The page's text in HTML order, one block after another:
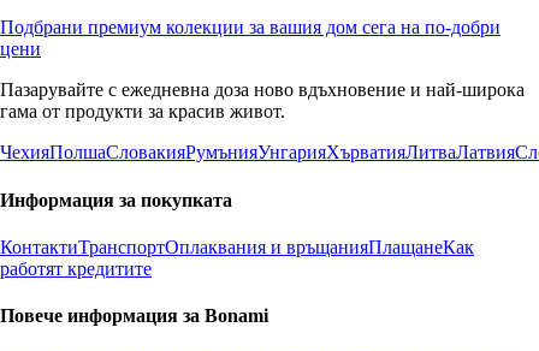
Подбрани премиум колекции за вашия дом сега на по-добри
цени
Пазарувайте с ежедневна доза ново вдъхновение и най-широка
гама от продукти за красив живот.
ЧехияПолшаСловакияРумънияУнгарияХърватияЛитваЛатвия
Информация за покупката
КонтактиТранспортОплаквания и връщанияПлащанеКак
работят кредитите
Повече информация за Bonami